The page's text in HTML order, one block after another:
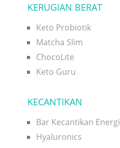
KERUGIAN BERAT
Keto Probiotik
Matcha Slim
ChocoLite
Keto Guru
KECANTIKAN
Bar Kecantikan Energi
Hyaluronics